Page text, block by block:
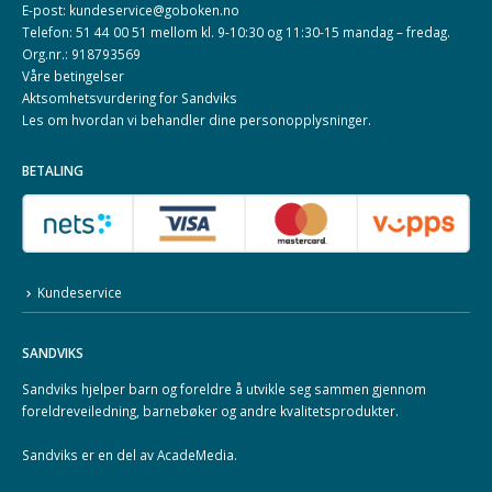
E-post: kundeservice@goboken.no
Telefon: 51 44 00 51 mellom kl. 9-10:30 og 11:30-15 mandag – fredag.
Org.nr.: 918793569
Våre betingelser
Aktsomhetsvurdering for Sandviks
Les om hvordan vi behandler dine personopplysninger.
BETALING
Kundeservice
SANDVIKS
Sandviks hjelper barn og foreldre å utvikle seg sammen gjennom
foreldreveiledning, barnebøker og andre kvalitetsprodukter.
Sandviks er en del avAcadeMedia.